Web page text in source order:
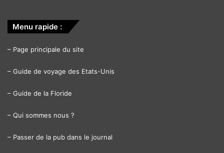
Menu rapide :
– Page principale du site
– Guide de voyage des Etats-Unis
– Guide de la Floride
– Qui sommes nous ?
– Passer de la pub dans le journal